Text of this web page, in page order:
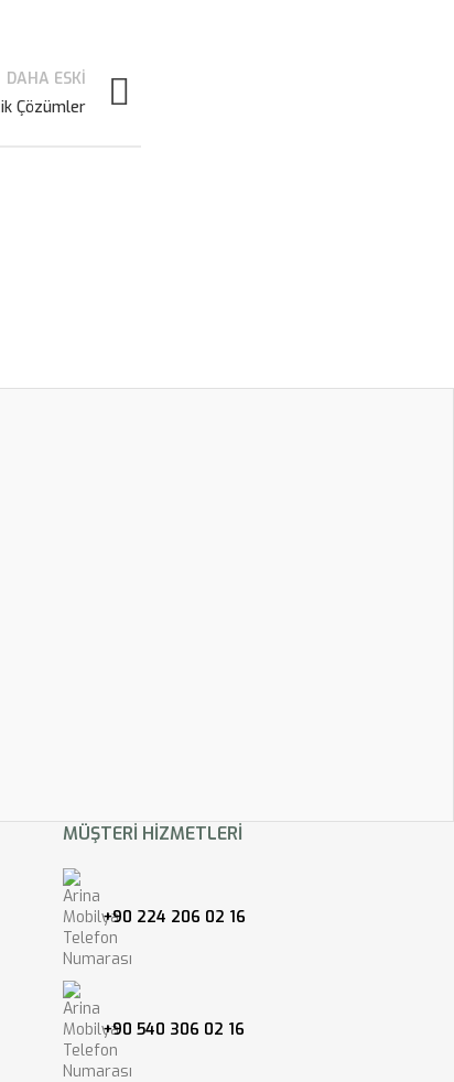
DAHA ESKI
Çözümler
MÜŞTERI HIZMETLERI
+90 224 206 02 16
+90 540 306 02 16